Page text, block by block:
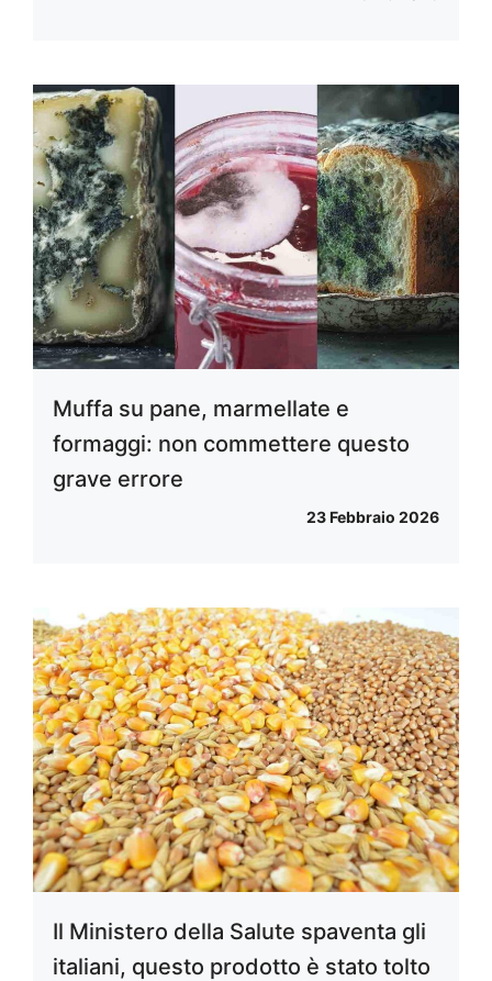
Muffa su pane, marmellate e
formaggi: non commettere questo
grave errore
23 Febbraio 2026
Il Ministero della Salute spaventa gli
italiani, questo prodotto è stato tolto